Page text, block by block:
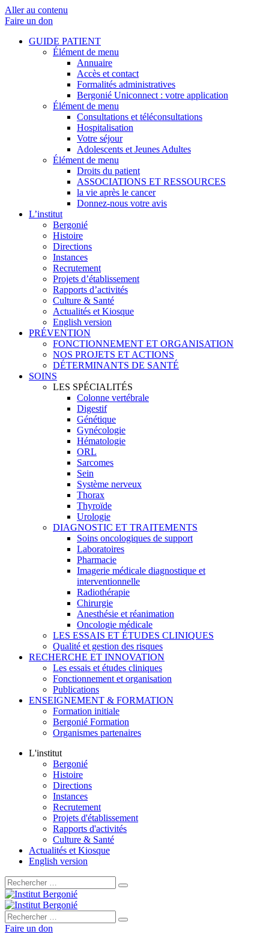
Aller au contenu
Faire un don
GUIDE PATIENT
Élément de menu
Annuaire
Accès et contact
Formalités administratives
Bergonié Uniconnect : votre application
Élément de menu
Consultations et téléconsultations
Hospitalisation
Votre séjour
Adolescents et Jeunes Adultes
Élément de menu
Droits du patient
ASSOCIATIONS ET RESSOURCES
la vie après le cancer
Donnez-nous votre avis
L’institut
Bergonié
Histoire
Directions
Instances
Recrutement
Projets d’établissement
Rapports d’activités
Culture & Santé
Actualités et Kiosque
English version
PRÉVENTION
FONCTIONNEMENT ET ORGANISATION
NOS PROJETS ET ACTIONS
DÉTERMINANTS DE SANTÉ
SOINS
LES SPÉCIALITÉS
Colonne vertébrale
Digestif
Génétique
Gynécologie
Hématologie
ORL
Sarcomes
Sein
Système nerveux
Thorax
Thyroïde
Urologie
DIAGNOSTIC ET TRAITEMENTS
Soins oncologiques de support
Laboratoires
Pharmacie
Imagerie médicale diagnostique et
interventionnelle
Radiothérapie
Chirurgie
Anesthésie et réanimation
Oncologie médicale
LES ESSAIS ET ÉTUDES CLINIQUES
Qualité et gestion des risques
RECHERCHE ET INNOVATION
Les essais et études cliniques
Fonctionnement et organisation
Publications
ENSEIGNEMENT & FORMATION
Formation initiale
Bergonié Formation
Organismes partenaires
L'institut
Bergonié
Histoire
Directions
Instances
Recrutement
Projets d'établissement
Rapports d'activités
Culture & Santé
Actualités et Kiosque
English version
Rechercher :
Rechercher :
Faire un don